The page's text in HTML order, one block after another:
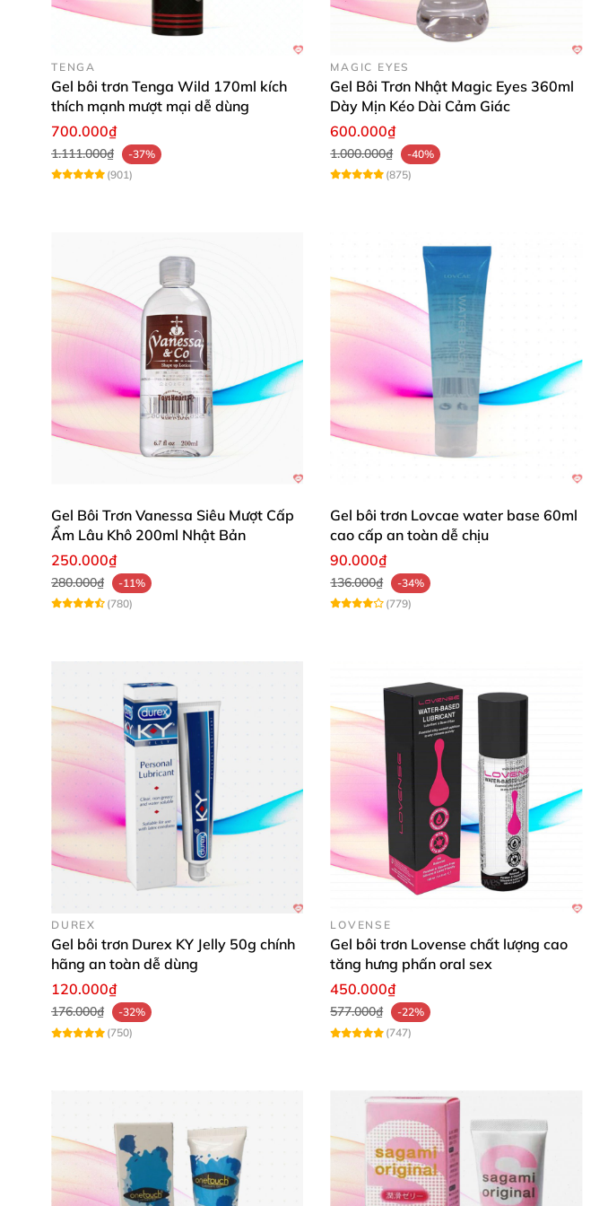
Xuất xứ:Mỹ
TENGA
Gel bôi trơn Tenga Wild 170ml kích
thích mạnh mượt mại dễ dùng
700.000₫
1.111.000₫
-37%
(901)
MAGIC EYES
Gel Bôi Trơn Nhật Magic Eyes 360ml
Dày Mịn Kéo Dài Cảm Giác
600.000₫
1.000.000₫
-40%
(875)
Gel Bôi Trơn Vanessa Siêu Mượt Cấp
Ẩm Lâu Khô 200ml Nhật Bản
250.000₫
280.000₫
-11%
(780)
Gel bôi trơn Lovcae water base 60ml
cao cấp an toàn dễ chịu
90.000₫
136.000₫
-34%
(779)
DUREX
Gel bôi trơn Durex KY Jelly 50g chính
hãng an toàn dễ dùng
120.000₫
176.000₫
-32%
(750)
LOVENSE
Gel bôi trơn Lovense chất lượng cao
tăng hưng phấn oral sex
450.000₫
577.000₫
-22%
(747)